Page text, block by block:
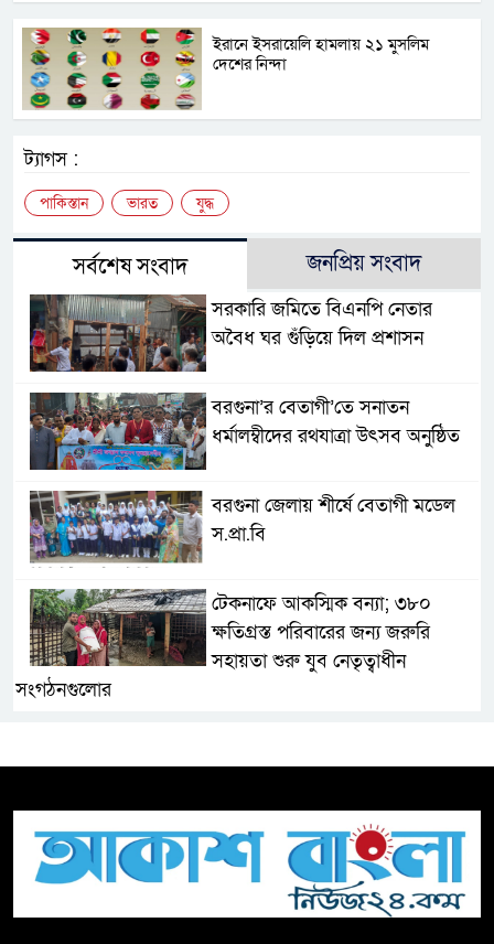
ইরানে ইসরায়েলি হামলায় ২১ মুসলিম
দেশের নিন্দা
ট্যাগস :
পাকিস্তান ভারত যুদ্ধ
সর্বশেষ সংবাদ জনপ্রিয় সংবাদ
সরকারি জমিতে বিএনপি নেতার
অবৈধ ঘর গুঁড়িয়ে দিল প্রশাসন
বরগুনা’র বেতাগী’তে সনাতন
ধর্মালম্বীদের রথযাত্রা উৎসব অনুষ্ঠিত
বরগুনা জেলায় শীর্ষে বেতাগী মডেল
স.প্রা.বি
টেকনাফে আকস্মিক বন্যা; ৩৮০
ক্ষতিগ্রস্ত পরিবারের জন্য জরুরি
সহায়তা শুরু যুব নেতৃত্বাধীন
সংগঠনগুলোর
টিকটকে অশালীন কনটেন্ট ও অনলাইন
হয়রানির অভিযোগে ব্রাহ্মণবাড়িয়ায়